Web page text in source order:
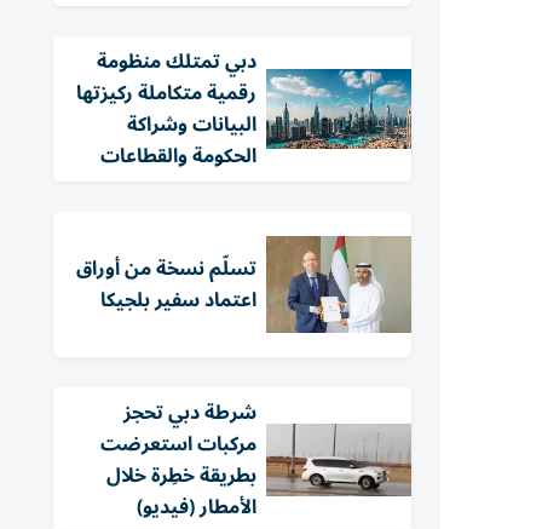
دبي تمتلك منظومة
رقمية متكاملة ركيزتها
البيانات وشراكة
الحكومة والقطاعات
تسلّم نسخة من أوراق
اعتماد سفير بلجيكا
شرطة دبي تحجز
مركبات استعرضت
بطريقة خطِرة خلال
الأمطار (فيديو)